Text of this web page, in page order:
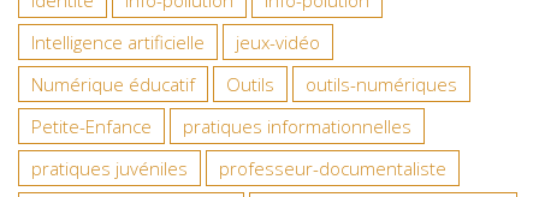
Intelligence artificielle
jeux-vidéo
Numérique éducatif
Outils
outils-numériques
Petite-Enfance
pratiques informationnelles
pratiques juvéniles
professeur-documentaliste